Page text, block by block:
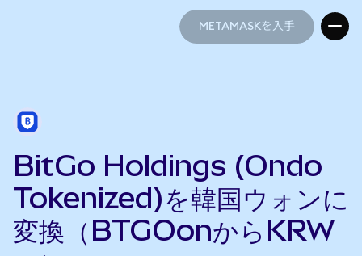
METAMASKを入手
BitGo Holdings (Ondo
Tokenized)を韓国ウォンに
変換（BTGOonからKRW